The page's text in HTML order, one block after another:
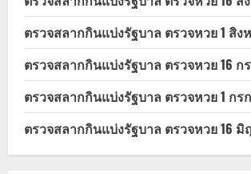
ตรวจสลากกินแบ่งรัฐบาล ตรวจหวย 1 สิง
ตรวจสลากกินแบ่งรัฐบาล ตรวจหวย 16 ก
ตรวจสลากกินแบ่งรัฐบาล ตรวจหวย 1 กร
ตรวจสลากกินแบ่งรัฐบาล ตรวจหวย 16 มิ